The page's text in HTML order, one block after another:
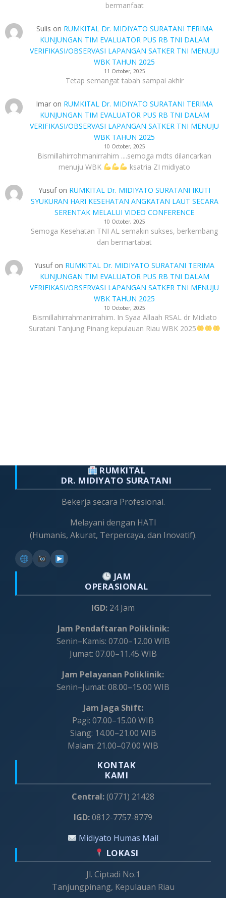
bermanfaat
Sulis on RUMKITAL Dr. MIDIYATO SURATANI TERIMA
KUNJUNGAN TIM EVALUATOR PUS RB TNI DALAM
VERIFIKASI/OBSERVASI LAPANGAN SATKER TNI MENUJU
WBK TAHUN 2025
11 October, 2025
Tetap semangat tabah sampai akhir
Imar on RUMKITAL Dr. MIDIYATO SURATANI TERIMA
KUNJUNGAN TIM EVALUATOR PUS RB TNI DALAM
VERIFIKASI/OBSERVASI LAPANGAN SATKER TNI MENUJU
WBK TAHUN 2025
10 October, 2025
Bismillahirrohmanirrahim ....semoga mdts dilancarkan
menuju WBK
ksatria ZI midiyato
Yusufon RUMKITAL Dr. MIDIYATO SURATANI IKUTI
SYUKURAN HARI KESEHATAN ANGKATAN LAUT SECARA
SERENTAK MELALUI VIDEO CONFERENCE
10 October, 2025
Semoga Kesehatan TNI AL semakin sukses, berkembang
dan bermartabat
Yusufon RUMKITAL Dr. MIDIYATO SURATANI TERIMA
KUNJUNGAN TIM EVALUATOR PUS RB TNI DALAM
VERIFIKASI/OBSERVASI LAPANGAN SATKER TNI MENUJU
WBK TAHUN 2025
10 October, 2025
Bismillahirrahmanirrahim. In Syaa Allaah RSAL dr Midiato
Suratani Tanjung Pinang kepulauan Riau WBK 2025
RUMKITAL
DR. MIDIYATO SURATANI
Bekerja secara Profesional.
Melayani dengan HATI
(Humanis, Akurat, Terpercaya, dan Inovatif).
JAM
OPERASIONAL
IGD: 24 Jam
Jam Pendaftaran Poliklinik:
Senin–Kamis: 07.00–12.00 WIB
Jumat: 07.00–11.45 WIB
Jam Pelayanan Poliklinik:
Senin–Jumat: 08.00–15.00 WIB
Jam Jaga Shift:
Pagi: 07.00–15.00 WIB
Siang: 14.00–21.00 WIB
Malam: 21.00–07.00 WIB
KONTAK
KAMI
Central:(0771) 21428
IGD:0812-7757-8779
Midiyato Humas Mail
LOKASI
Jl. Ciptadi No.1
Tanjungpinang, Kepulauan Riau